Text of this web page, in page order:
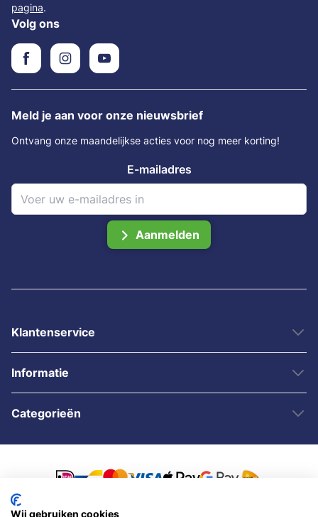
pagina.
Volg ons
Meld je aan voor onze nieuwsbrief
Ontvang onze maandelijkse acties voor nog meer korting!
E-mailadres
Aanmelden
Klantenservice
Informatie
Categorieën
Wij gebruiken cookies